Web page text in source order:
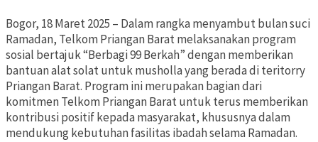
Bogor, 18 Maret 2025 – Dalam rangka menyambut bulan suci
Ramadan, Telkom Priangan Barat melaksanakan program
sosial bertajuk “Berbagi 99 Berkah” dengan memberikan
bantuan alat solat untuk musholla yang berada di teritorry
Priangan Barat. Program ini merupakan bagian dari
komitmen Telkom Priangan Barat untuk terus memberikan
kontribusi positif kepada masyarakat, khususnya dalam
mendukung kebutuhan fasilitas ibadah selama Ramadan.